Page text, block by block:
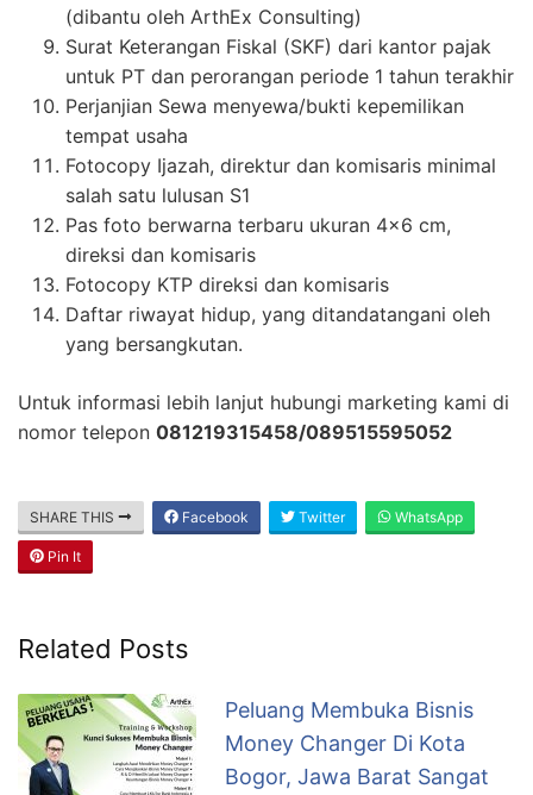
(dibantu oleh ArthEx Consulting)
Surat Keterangan Fiskal (SKF) dari kantor pajak
untuk PT dan perorangan periode 1 tahun terakhir
Perjanjian Sewa menyewa/bukti kepemilikan
tempat usaha
Fotocopy Ijazah, direktur dan komisaris minimal
salah satu lulusan S1
Pas foto berwarna terbaru ukuran 4×6 cm,
direksi dan komisaris
Fotocopy KTP direksi dan komisaris
Daftar riwayat hidup, yang ditandatangani oleh
yang bersangkutan.
Untuk informasi lebih lanjut hubungi marketing kami di
nomor telepon 081219315458/089515595052
SHARE THIS Facebook Twitter WhatsApp
Pin It
Related Posts
Peluang Membuka Bisnis
Money Changer Di Kota
Bogor, Jawa Barat Sangat